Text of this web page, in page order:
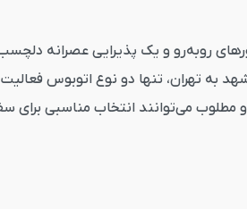
روبه‌رو و یک پذیرایی عصرانه دلچسب
می‌توانند انتخاب مناسبی برای